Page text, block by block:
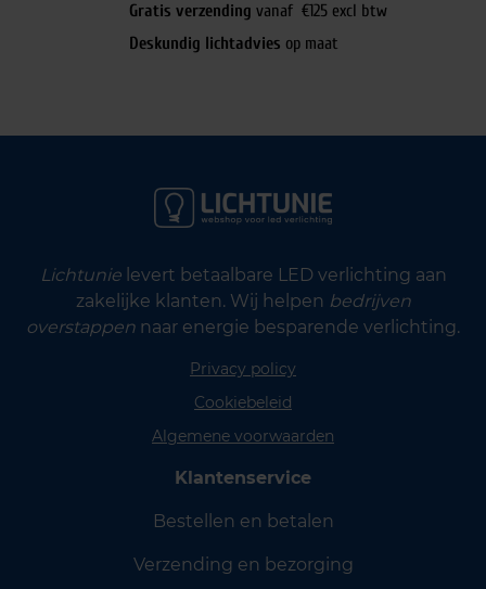
Gratis verzending vanaf €125 excl btw
Deskundig lichtadvies op maat
Lichtunielevert betaalbare LED verlichting aan
zakelijke klanten. Wij helpen bedrijven
overstappen naar energie besparende verlichting.
Privacy policy
Cookiebeleid
Algemene voorwaarden
Klantenservice
Bestellen en betalen
Verzending en bezorging